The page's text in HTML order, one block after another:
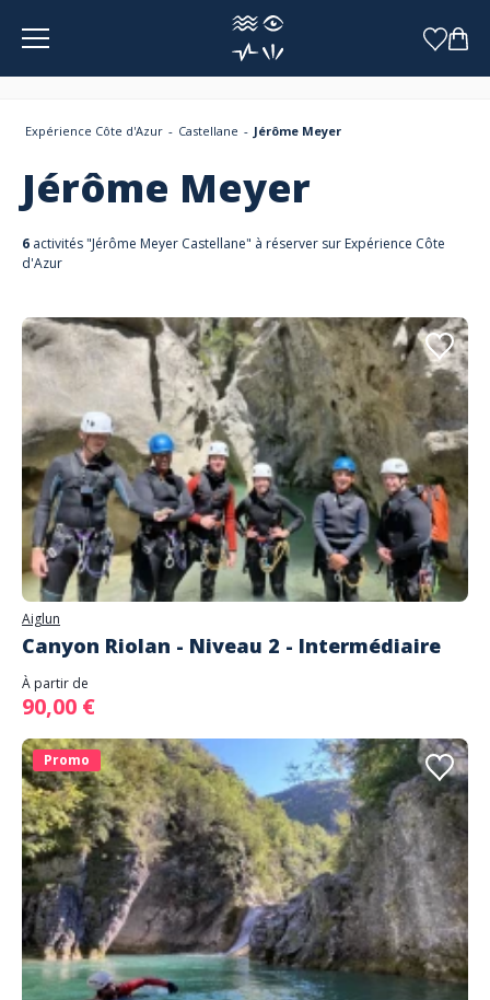
Panneau de gestion des cookies
Expérience Côte d'Azur Castellane Jérôme Meyer
Jérôme Meyer
6 activités "Jérôme Meyer Castellane" à réserver sur Expérience Côte
d'Azur
Aiglun
Canyon Riolan - Niveau 2 - Intermédiaire
À partir de
90,00 €
Promo